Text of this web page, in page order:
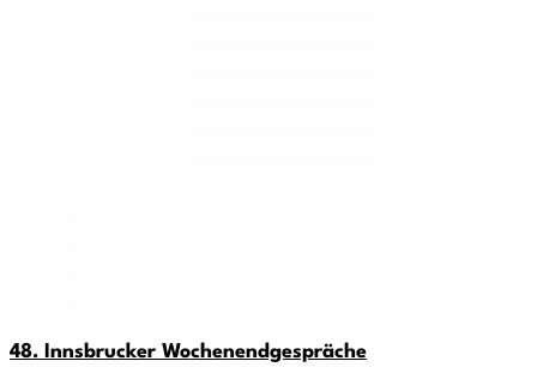
48. Innsbrucker Wochenendgespräche